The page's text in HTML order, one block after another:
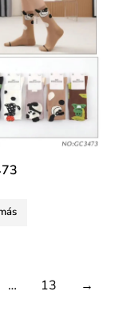
… 13 →